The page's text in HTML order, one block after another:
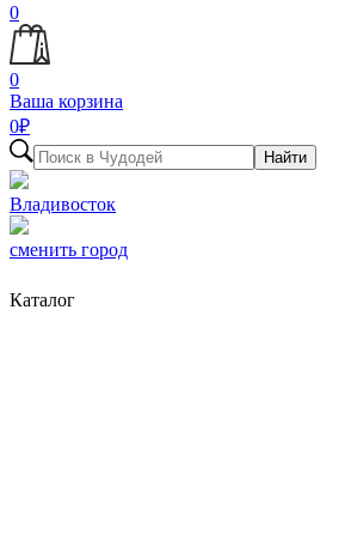
0
0
Ваша корзина
0₽
Найти
Владивосток
сменить город
Каталог